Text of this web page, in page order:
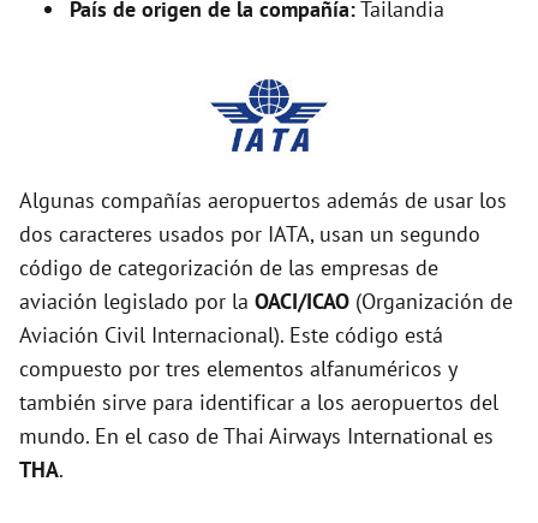
País de origen de la compañía:Tailandia
Algunas compañías aeropuertos además de usar los
dos caracteres usados por IATA, usan un segundo
código de categorización de las empresas de
aviación legislado por la OACI/ICAO (Organización de
Aviación Civil Internacional). Este código está
compuesto por tres elementos alfanuméricos y
también sirve para identificar a los aeropuertos del
mundo. En el caso de Thai Airways International es
THA.